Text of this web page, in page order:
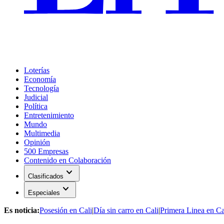
Loterías
Economía
Tecnología
Judicial
Política
Entretenimiento
Mundo
Multimedia
Opinión
500 Empresas
Contenido en Colaboración
Clasificados expand_more
Especiales expand_more
Es noticia:Posesión en Cali|Día sin carro en Cali|Primera Linea en